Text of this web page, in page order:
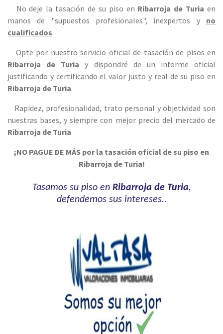
No deje la tasación de su piso en Ribarroja de Turiaen
manos de "supuestos profesionales", inexpertos y no
cualificados.
Opte por nuestro servicio oficial de tasación de pisos en
Ribarroja de Turiay dispondré de un informe oficial
justificando y certificando el valor justo y real de su piso en
Ribarroja de Turia.
Rapidez, profesionalidad, trato personal y objetividad son
nuestras bases, y siempre con mejor precio del mercado de
Ribarroja de Turia
¡NO PAGUE DE MÁS por la tasación oficial de su piso en
Ribarroja de Turia!
Tasamos su piso en Ribarroja de Turia,
defendemos sus intereses..